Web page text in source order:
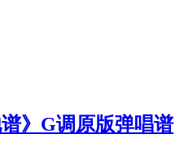
》G调原版弹唱谱